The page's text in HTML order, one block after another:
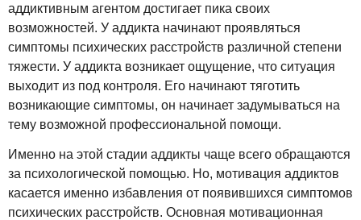
аддиктивным агентом достигает пика своих
возможностей. У аддикта начинают проявляться
симптомы психических расстройств различной степени
тяжести. У аддикта возникает ощущение, что ситуация
выходит из под контроля. Его начинают тяготить
возникающие симптомы, он начинает задумываться на
тему возможной профессиональной помощи.
Именно на этой стадии аддикты чаще всего обращаются
за психологической помощью. Но, мотивация аддиктов
касается именно избавления от появившихся симптомов
психических расстройств. Основная мотивационная